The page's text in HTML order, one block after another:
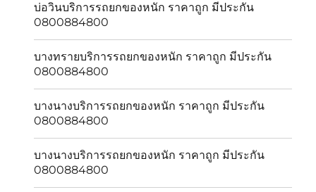
บ่อวินบริการรถยกของหนัก ราคาถูก มีประกัน
0800884800
บางทรายบริการรถยกของหนัก ราคาถูก มีประกัน
0800884800
บางนางบริการรถยกของหนัก ราคาถูก มีประกัน
0800884800
บางนางบริการรถยกของหนัก ราคาถูก มีประกัน
0800884800